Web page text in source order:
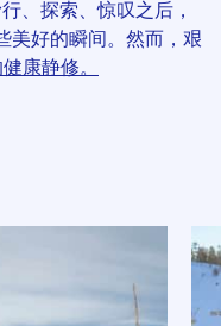
、探索、惊叹之后，
美好的瞬间。然而，艰
康静修。